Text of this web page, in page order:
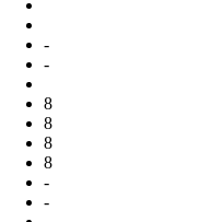
-
-
8
8
8
8
-
-